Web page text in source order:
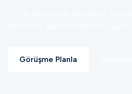
Görüşme Planla